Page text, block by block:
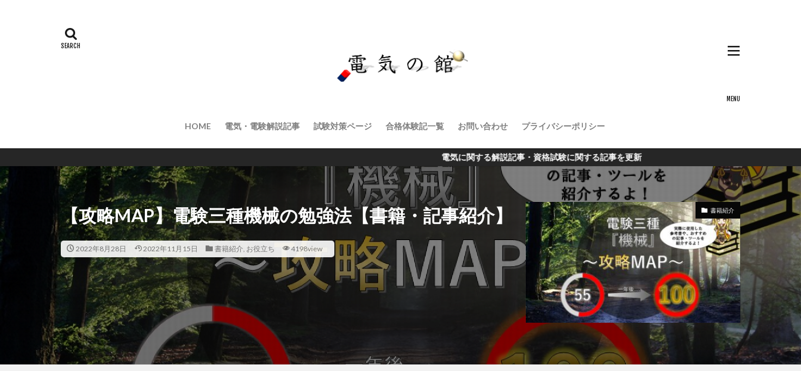
HOME 電気・電験解説記事 試験対策ページ 合格体験記一覧 お問い合わせ プライバシーポリシー
電気に関する解説記事・資格試験に関する記事を更新
【攻略MAP】電験三種機械の勉強法【書籍・記事紹介】
2022年8月28日 2022年11月15日 書籍紹介, お役立ち 4198view
書籍紹介